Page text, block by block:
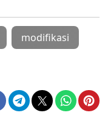
modifikasi